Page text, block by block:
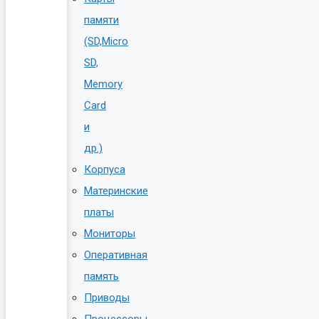
памяти
(SD,Micro
SD,
Memory
Card
и
др.)
Корпуса
Материнские
платы
Мониторы
Оперативная
память
Приводы